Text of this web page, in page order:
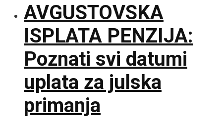
AVGUSTOVSKA
ISPLATA PENZIJA:
Poznati svi datumi
uplata za julska
primanja